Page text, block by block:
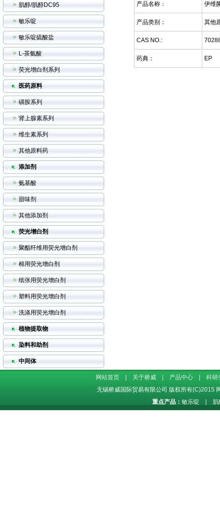
肌醇/肌醇DC95
敏乐啶
敏乐啶硫酸盐
L-茶氨酸
荧光增白剂系列
医药原料
磺胺系列
肾上腺素系列
维生素系列
其他原料药
添加剂
氨基酸
甜味剂
其他添加剂
荧光增白剂
聚酯纤维用荧光增白剂
棉用荧光增白剂
纸张用荧光增白剂
塑料用荧光增白剂
洗涤用荧光增白剂
植物提取物
染料和助剂
中间体
产品名称： 伊维
产品类别： 其他
CAS NO.:
药典： EP
网站首页 关于桥威 产品中心
科研
无锡桥威国际贸易有限公司 版权所有(C)2015
重点产品： 敏乐啶 肌